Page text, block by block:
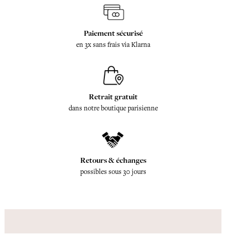
Paiement sécurisé
en 3x sans frais via Klarna
Retrait gratuit
dans notre boutique parisienne
Retours & échanges
possibles sous 30 jours